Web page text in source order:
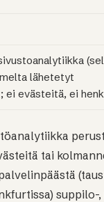
lähetetyt
evästeitä, ei
tai
suppilo-